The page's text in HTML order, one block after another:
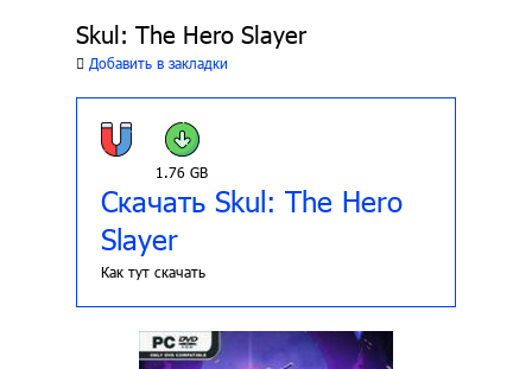
Skul: The Hero Slayer
Добавить в закладки
1.76 GB
Скачать Skul: The Hero
Slayer
Как тут скачать